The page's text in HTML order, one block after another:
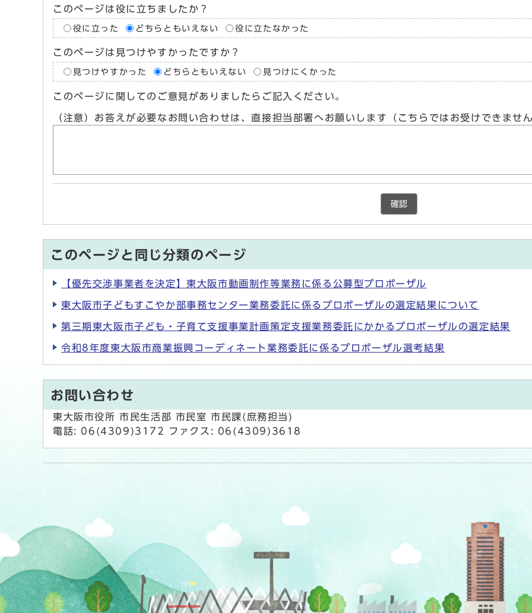
このページは役に立ちましたか？
役に立った どちらともいえない 役に立たなかった
このページは見つけやすかったですか？
見つけやすかった どちらともいえない 見つけにくかった
このページに関してのご意見がありましたらご記入ください。
（注意）お答えが必要なお問い合わせは、直接担当部署へお願いします（こちらではお受けできませ
確認
このページと同じ分類のページ
【優先交渉事業者を決定】東大阪市動画制作等業務に係る公募型プロポーザル
東大阪市子どもすこやか部事務センター業務委託に係るプロポーザルの選定結果について
第三期東大阪市子ども・子育て支援事業計画策定支援業務委託にかかるプロポーザルの選定結果
令和8年度東大阪市商業振興コーディネート業務委託に係るプロポーザル選考結果
お問い合わせ
東大阪市役所 市民生活部 市民室 市民課(庶務担当)
電話: 06(4309)3172 ファクス: 06(4309)3618